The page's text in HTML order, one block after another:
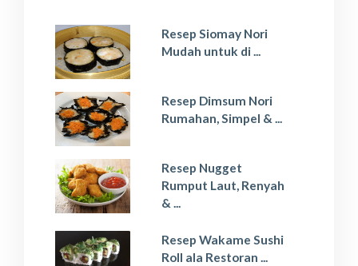
Resep Siomay Nori
Mudah untuk di ...
Resep Dimsum Nori
Rumahan, Simpel & ...
Resep Nugget
Rumput Laut, Renyah
& ...
Resep Wakame Sushi
Roll ala Restoran ...